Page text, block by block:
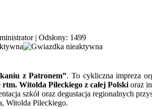
| Odsłony: 1499
z Patronem”. To cykliczna impreza
Witolda Pileckiego z całej Polski oraz
szkół oraz degustacja regionalnych
Witolda Pileckiego.